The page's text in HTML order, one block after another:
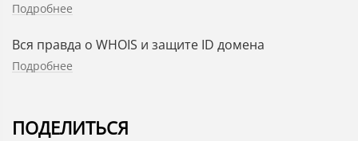
Подробнее
Вся правда о WHOIS и защите ID домена
Подробнее
ПОДЕЛИТЬСЯ